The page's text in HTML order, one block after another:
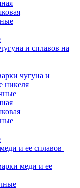
и сплавов на
чугуна и
никеля
и ее сплавов
меди и ее